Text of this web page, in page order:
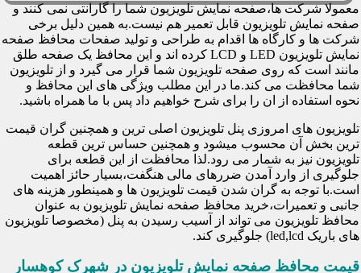
معمولا شرکت ها،صفحه نمایش تلویزیون شما را گارانتی نمی کنند و
صفحه نمایش تلویزیون قابل تعمیر هم نیست.به همین دلیل برخی
شرکت ها و کارگاه ها اقدام به طراحی و تولید صفحات محافظ صفحه
نمایش تلویزیون LED و LCD کرده اند و این محافظ یک صفحه طلق
مانند است که روی صفحه تلویزیون شما قرار می گیرد و از تلویزیون
شما محافظت می کند.ما در این مطلب ویژگی های این محافظ و
نحوه استفاده از ان را برای شرح خواهیم داد پس با ما همراه باشید.
تلویزیون های امروزی پنل تلویزیون اصلی ترین و همچنین گران قیمت
ترین بخش آن محسوب میشود و همچنین حساس ترین قطعه
تلویزیون نیز به شمار می رود.لذا محافظت از این قطعه برای
جلوگیری از وارد آمدن ضررهای مالی هنگفت،بسیار حائز اهمیت
است.با توجه به گران شدن قیمت تلویزیون ها و همینطور هزینه های
جانبی و تعمیرات،خرید محافظ صفحه نمایش تلویزیون به عنوان
محافظ تلویزیون می تواند از آسیب رسیدن به پنل (مخصوصا تلویزیون
های باریک led,lcd) جلوگیری کند.
قیمت محافظ صفحه نمایش تلویزیون در شهرک کوهسار